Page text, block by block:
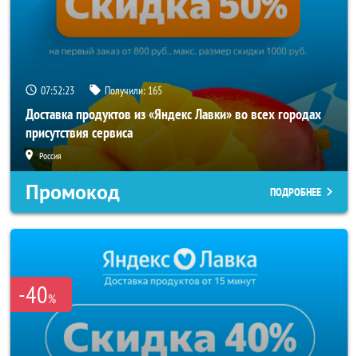
07:52:22 Получили: 165
Доставка продуктов из «Яндекс Лавки» во всех городах
присутствия сервиса
Россия
Промокод ПОДРОБНЕЕ
-40%